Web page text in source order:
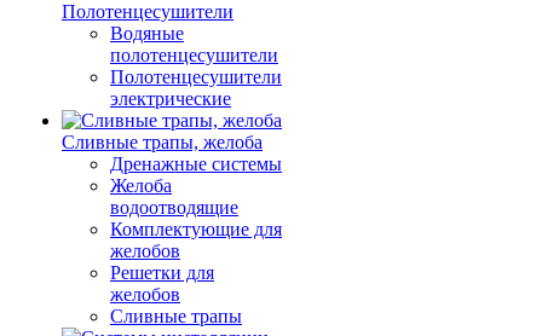
Полотенцесушители
Водяные
полотенцесушители
Полотенцесушители
электрические
Сливные трапы, желоба
Дренажные системы
Желоба
водоотводящие
Комплектующие для
желобов
Решетки для
желобов
Сливные трапы